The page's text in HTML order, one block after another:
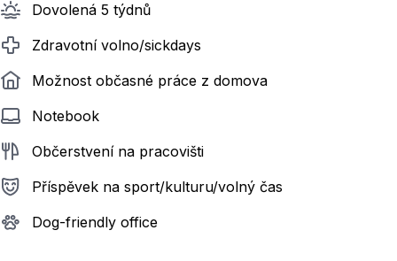
Dovolená 5 týdnů
Zdravotní volno/sickdays
Možnost občasné práce z domova
Notebook
Občerstvení na pracovišti
Příspěvek na sport/kulturu/volný čas
Dog-friendly office